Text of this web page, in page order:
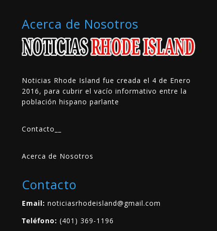
Acerca de Nosotros
Noticias Rhode Island fue creada el 4 de Enero
2016, para cubrir el vacío informativo entre la
población hispano parlante
Contacto
Acerca de Nosotros
Contacto
Email: noticiasrhodeisland@gmail.com
Teléfono: (401) 369-1196